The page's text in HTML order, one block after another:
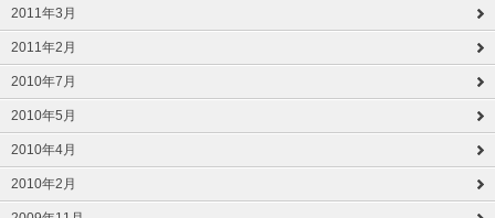
2011年3月
2011年2月
2010年7月
2010年5月
2010年4月
2010年2月